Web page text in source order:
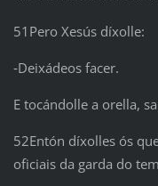
51Pero Xesús díxolle:
‑Deixádeos facer.
E tocándolle a orella,
52Entón díxolles ós
oficiais da garda do